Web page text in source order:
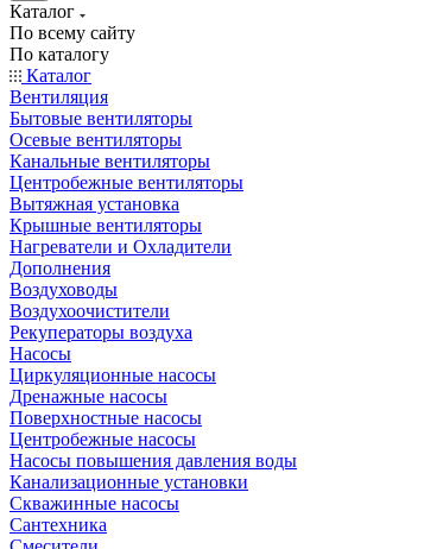
Каталог
По всему сайту
По каталогу
Каталог
Вентиляция
Бытовые вентиляторы
Осевые вентиляторы
Канальные вентиляторы
Центробежные вентиляторы
Вытяжная установка
Крышные вентиляторы
Нагреватели и Охладители
Дополнения
Воздуховоды
Воздухоочистители
Рекуператоры воздуха
Насосы
Циркуляционные насосы
Дренажные насосы
Поверхностные насосы
Центробежные насосы
Насосы повышения давления воды
Канализационные установки
Скважинные насосы
Сантехника